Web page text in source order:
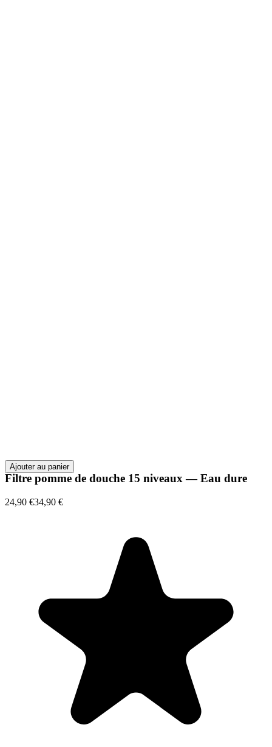
Ajouter au panier
Filtre pomme de douche 15 niveaux — Eau dure
24,90 €34,90 €